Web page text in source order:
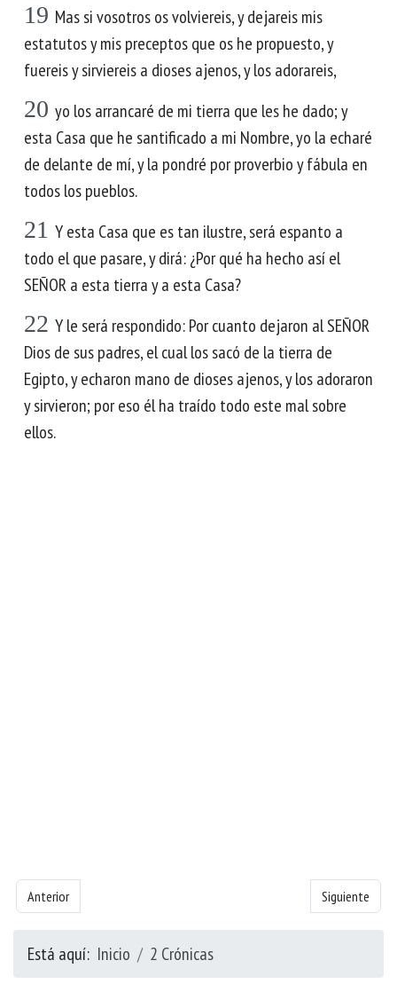
19 Mas si vosotros os volviereis, y dejareis mis
estatutos y mis preceptos que os he propuesto, y
fuereis y sirviereis a dioses ajenos, y los adorareis,
20 yo los arrancaré de mi tierra que les he dado; y
esta Casa que he santificado a mi Nombre, yo la echaré
de delante de mí, y la pondré por proverbio y fábula en
todos los pueblos.
21 Y esta Casa que es tan ilustre, será espanto a
todo el que pasare, y dirá: ¿Por qué ha hecho así el
SEÑOR a esta tierra y a esta Casa?
22 Y le será respondido: Por cuanto dejaron al SEÑOR
Dios de sus padres, el cual los sacó de la tierra de
Egipto, y echaron mano de dioses ajenos, y los adoraron
y sirvieron; por eso él ha traído todo este mal sobre
ellos.
Artículo anterior: Libro de Crónicas 2 - Capítulo 6
Anterior Artículo
Siguiente
Está aquí: Inicio 2 Crónicas